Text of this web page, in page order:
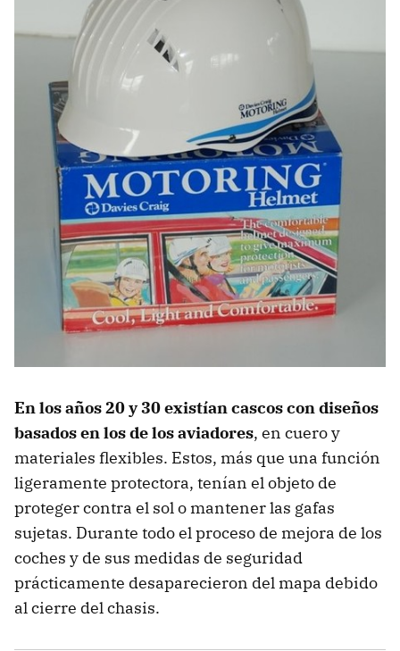
En los años 20 y 30 existían cascos con diseños
basados en los de los aviadores, en cuero y
materiales flexibles. Estos, más que una función
ligeramente protectora, tenían el objeto de
proteger contra el sol o mantener las gafas
sujetas. Durante todo el proceso de mejora de los
coches y de sus medidas de seguridad
prácticamente desaparecieron del mapa debido
al cierre del chasis.